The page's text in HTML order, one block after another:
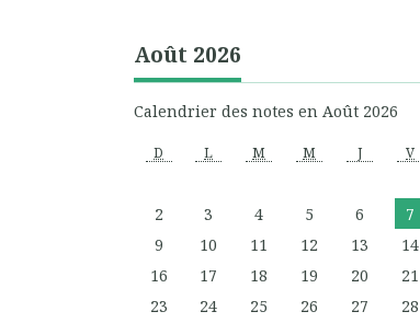
Août 2026
Calendrier des notes en Août 2026
D L M M J V
2
3 4 5 6 7
9
10 11 12 13 14
16
17 18 19 20 21
23
24 25 26 27 28